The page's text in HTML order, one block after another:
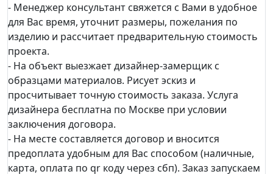
- Менеджер консультант свяжется с Вами в удобное
для Вас время, уточнит размеры, пожелания по
изделию и рассчитает предварительную стоимость
проекта.
- На объект выезжает дизайнер-замерщик с
образцами материалов. Рисует эскиз и
просчитывает точную стоимость заказа. Услуга
дизайнера бесплатна по Москве при условии
заключения договора.
- На месте составляется договор и вносится
предоплата удобным для Вас способом (наличные,
карта, оплата по qr коду через сбп). Заказ запускаем